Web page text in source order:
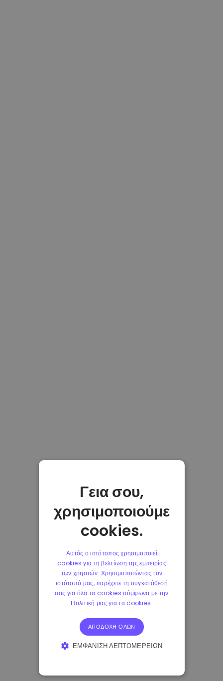
Γεια σου,
χρησιμοποιούμε
cookies.
Αυτός ο ιστότοπος χρησιμοποιεί
cookies για τη βελτίωση της εμπειρίας
των χρηστών. Χρησιμοποιώντας τον
ιστότοπό μας, παρέχετε τη συγκατάθεσή
σας για όλα τα cookies σύμφωνα με την
Πολιτική μας για τα cookies.
ΑΠΟΔΟΧΉ ΌΛΩΝ
ΕΜΦΆΝΙΣΗ ΛΕΠΤΟΜΕΡΕΙΏΝ